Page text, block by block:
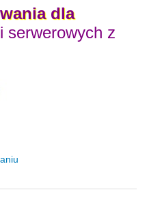
dla
serwerowych z